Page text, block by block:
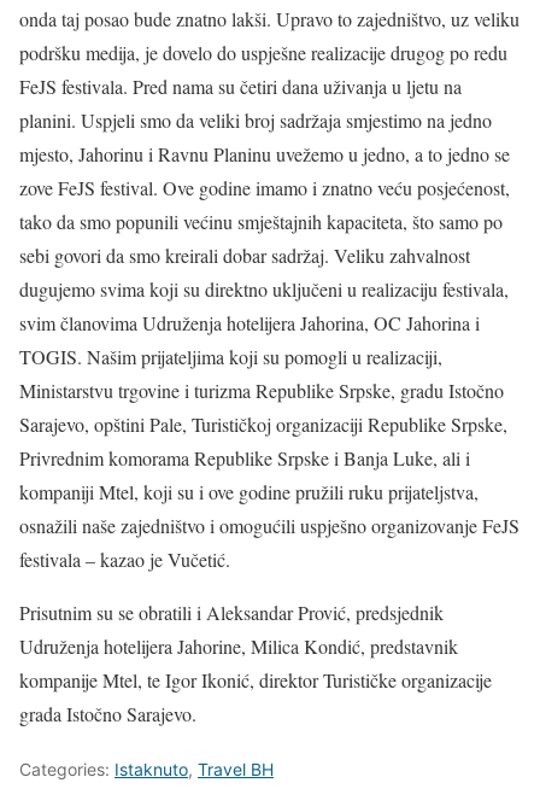
onda taj posao bude znatno lakši. Upravo to zajedništvo, uz veliku
podršku medija, je dovelo do uspješne realizacije drugog po redu
FeJS festivala. Pred nama su četiri dana uživanja u ljetu na
planini. Uspjeli smo da veliki broj sadržaja smjestimo na jedno
mjesto, Jahorinu i Ravnu Planinu uvežemo u jedno, a to jedno se
zove FeJS festival. Ove godine imamo i znatno veću posjećenost,
tako da smo popunili većinu smještajnih kapaciteta, što samo po
sebi govori da smo kreirali dobar sadržaj. Veliku zahvalnost
dugujemo svima koji su direktno uključeni u realizaciju festivala,
svim članovima Udruženja hotelijera Jahorina, OC Jahorina i
TOGIS. Našim prijateljima koji su pomogli u realizaciji,
Ministarstvu trgovine i turizma Republike Srpske, gradu Istočno
Sarajevo, opštini Pale, Turističkoj organizaciji Republike Srpske,
Privrednim komorama Republike Srpske i Banja Luke, ali i
kompaniji Mtel, koji su i ove godine pružili ruku prijateljstva,
osnažili naše zajedništvo i omogućili uspješno organizovanje FeJS
festivala – kazao je Vučetić.
Prisutnim su se obratili i Aleksandar Prović, predsjednik
Udruženja hotelijera Jahorine, Milica Kondić, predstavnik
kompanije Mtel, te Igor Ikonić, direktor Turističke organizacije
grada Istočno Sarajevo.
Categories: Istaknuto, Travel BH